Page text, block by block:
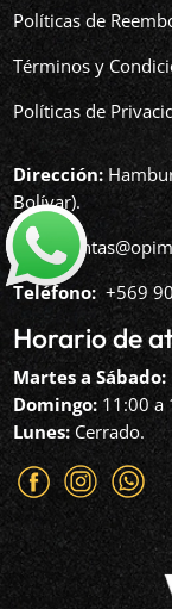
Políticas de
Términos y
Políticas de
Dirección:
Bolívar).
Mail:
Teléfono: ‪+569
Horario de
Martes a Sábado:
Domingo: 11:00 a
Lunes: Cerrado.